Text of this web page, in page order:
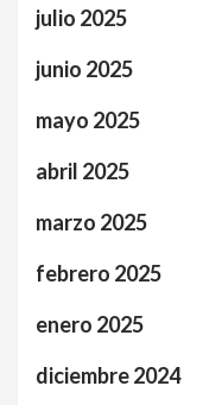
julio 2025
junio 2025
mayo 2025
abril 2025
marzo 2025
febrero 2025
enero 2025
diciembre 2024